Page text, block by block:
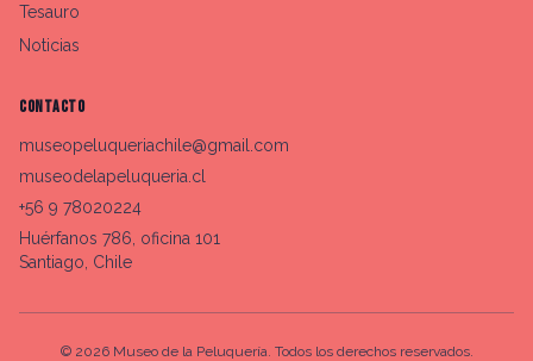
Tesauro
Noticias
CONTACTO
museopeluqueriachile@gmail.com
museodelapeluqueria.cl
+56 9 78020224
Huérfanos 786, oficina 101
Santiago, Chile
© 2026Museo de la Peluquería. Todos los derechos reservados.